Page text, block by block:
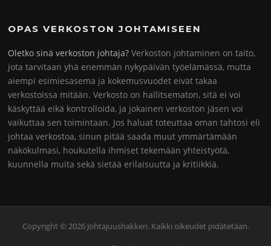
OPAS VERKOSTON JOHTAMISEEN
Oletko sinä verkoston johtaja? Verkoston johtaminen on taito,
jota tarvitaan yhä enemmän nykypäivän työelämässä, mutta
aiempi esimiesasema ja kokemusvuodet eivät takaa
verkostoissa mitään. Verkosto on hallitsematon, sitä ei voi
käskyttää eikä kontrolloida, ja jokainen verkoston jäsen voi
vaikuttaa sen toimintaan. Jos haluat toteuttaa oman tahtosi eli
johtaa verkostoa, sinun pitää saada muut ymmärtämään
näkökulmasi, houkutella ihmiset tekemään yhteistyötä,
kuunnella muita sekä sietää erilaisuutta ja kritiikkiä.
Copyright © 2026 Johtajuushakkeri. Kaikki oikeudet pidätetään.